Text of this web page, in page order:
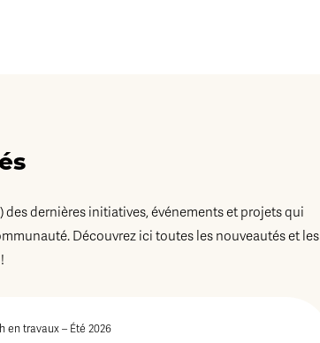
des dernières initiatives, événements et projets qui
Découvrez ici toutes les nouveautés et les